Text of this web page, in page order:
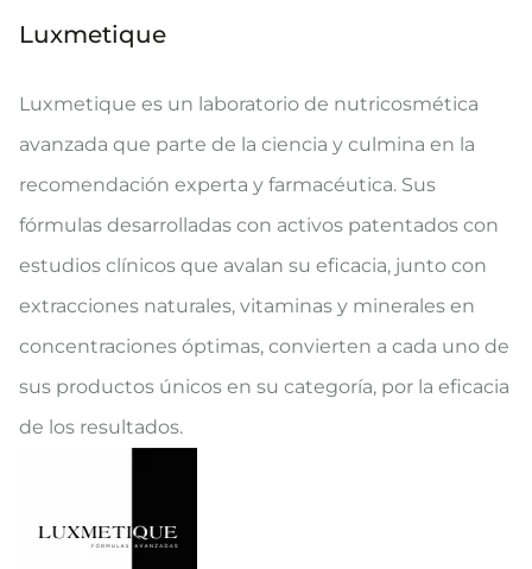
Luxmetique
Luxmetique es un laboratorio de nutricosmética
avanzada que parte de la ciencia y culmina en la
recomendación experta y farmacéutica. Sus
fórmulas desarrolladas con activos patentados con
estudios clínicos que avalan su eficacia, junto con
extracciones naturales, vitaminas y minerales en
concentraciones óptimas, convierten a cada uno de
sus productos únicos en su categoría, por la eficacia
de los resultados.